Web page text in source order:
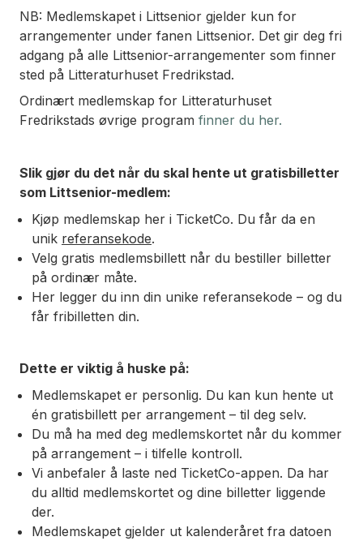
NB: Medlemskapet i Littsenior gjelder kun for
arrangementer under fanen Littsenior. Det gir deg fri
adgang på alle Littsenior-arrangementer som finner
sted på Litteraturhuset Fredrikstad.
Ordinært medlemskap for Litteraturhuset
Fredrikstads øvrige program finner du her.
Slik gjør du det når du skal hente ut gratisbilletter
som Littsenior-medlem:
Kjøp medlemskap her i TicketCo. Du får da en
unik referansekode.
Velg gratis medlemsbillett når du bestiller billetter
på ordinær måte.
Her legger du inn din unike referansekode – og du
får fribilletten din.
Dette er viktig å huske på:
Medlemskapet er personlig. Du kan kun hente ut
én gratisbillett per arrangement – til deg selv.
Du må ha med deg medlemskortet når du kommer
på arrangement – i tilfelle kontroll.
Vi anbefaler å laste ned TicketCo-appen. Da har
du alltid medlemskortet og dine billetter liggende
der.
Medlemskapet gjelder ut kalenderåret fra datoen